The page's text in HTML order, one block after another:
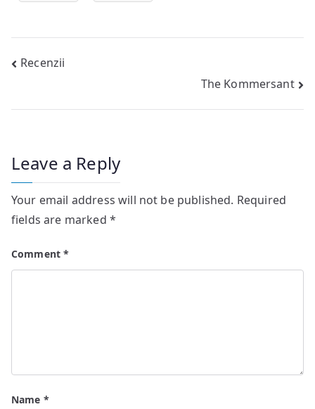
Post
Recenzii
The Kommersant
Leave a Reply
Your email address will not be published. Required
fields are marked *
Comment*
Name *